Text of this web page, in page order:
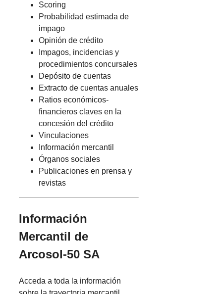
Scoring
Probabilidad estimada de
impago
Opinión de crédito
Impagos, incidencias y
procedimientos concursales
Depósito de cuentas
Extracto de cuentas anuales
Ratios económicos-
financieros claves en la
concesión del crédito
Vinculaciones
Información mercantil
Órganos sociales
Publicaciones en prensa y
revistas
Información
Mercantil de
Arcosol-50 SA
Acceda a toda la información